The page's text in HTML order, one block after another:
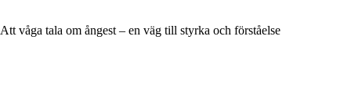
Att våga tala om ångest – en väg till styrka och förståelse